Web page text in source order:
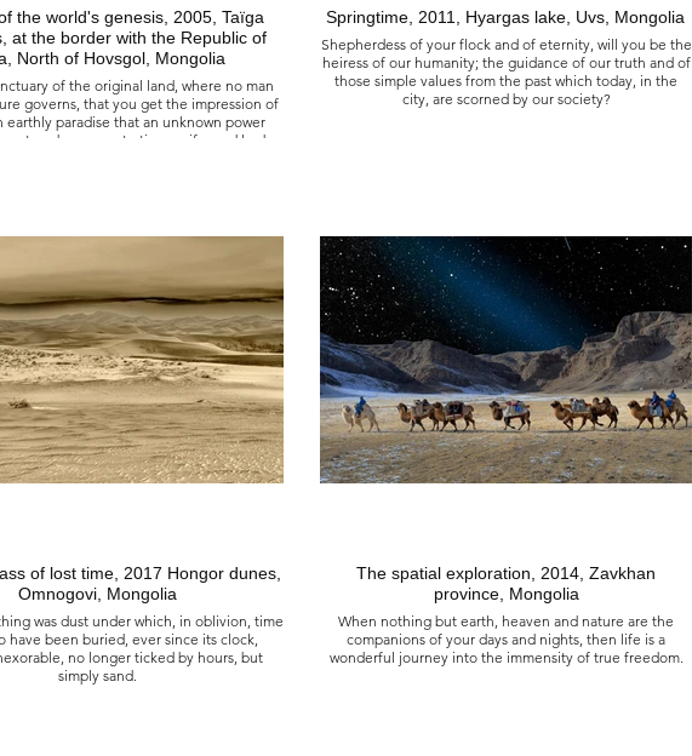
的形式和裝飾。 這證明草原人過去和現在都透過他的行動
和精神與陸地和天界和諧相處。
the world's genesis, 2005, Taïga
at the border with the Republic of
North of Hovsgol, Mongolia
of the original land, where no man
governs, that you get the impression of
earthly paradise that an unknown power
put under sequestration, as if a god had
au nord de Hovsgol, Mongolie
ce sanctuaire de la terre d’origine, où nul
et la nature domine qu’on a l’impression
terrestre, qu’une puissance inconnue
séquestre comme si un dieu avait chassé
afin qu’éternellement il reste à l’état pur.
世界創世之初的黎明時刻, 2005
貝爾以北與圖瓦共和國接壤的塔伊加地區
土地的庇護所裡，無人居住，自然主宰，
人間天堂的感覺，彷彿一股未知的力量將
Springtime, 2011, Hyargas lake, Uvs, Mongolia
Shepherdess of your flock and of eternity, will you be the
heiress of our humanity; the guidance of our truth and of
those simple values from the past which today, in the
city, are scorned by our society?
La gardienne des valeurs, vraies et simples du passé
Qu’aujourd’hui, à la ville, méprisent les sociétés ?
春天, 2011
蒙古 烏布蘇省 海爾加斯湖
永恆的牧羊人，你會成為我們人性的繼承者嗎？引導我們
走向真理，帶領我們守護那些從過去傳承下來的簡單價值
觀，而這些價值觀今天在城市中卻被我們的社會所輕視。
of lost time, 2017 Hongor dunes,
Omnogovi, Mongolia
was dust under which, in oblivion, time
have been buried, ever since its clock,
no longer ticked by hours, but
simply sand.
The spatial exploration, 2014, Zavkhan
province, Mongolia
When nothing but earth, heaven and nature are the
companions of your days and nights, then life is a
wonderful journey into the immensity of true freedom.